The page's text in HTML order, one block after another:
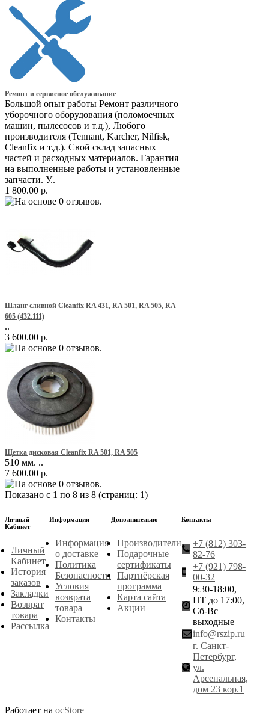
Ремонт и сервисное обслуживание
Большой опыт работы Ремонт различного
уборочного оборудования (поломоечных
машин, пылесосов и т.д.), Любого
производителя (Tennant, Karcher, Nilfisk,
Cleanfix и т.д.). Свой склад запасных
частей и расходных материалов. Гарантия
на выполненные работы и установленные
запчасти. У..
1 800.00 р.
Шланг сливной Cleanfix RA 431, RA 501, RA 505, RA
605 (432.111)
..
3 600.00 р.
Щетка дисковая Cleanfix RA 501, RA 505
510 мм. ..
7 600.00 р.
Показано с 1 по 8 из 8 (страниц: 1)
Личный
Кабинет
Личный
Кабинет
История
заказов
Закладки
Возврат
товара
Рассылка
Информация
Информация
о доставке
Политика
Безопасности
Условия
возврата
товара
Контакты
Дополнительно
Производители
Подарочные
сертификаты
Партнёрская
программа
Карта сайта
Акции
Контакты
+7 (812) 303-
82-76
+7 (921) 798-
00-32
9:30-18:00,
ПТ до 17:00,
Сб-Вс
выходные
info@rszip.ru
г. Санкт-
Петербург,
ул.
Арсенальная,
дом 23 кор.1
Работает на ocStore